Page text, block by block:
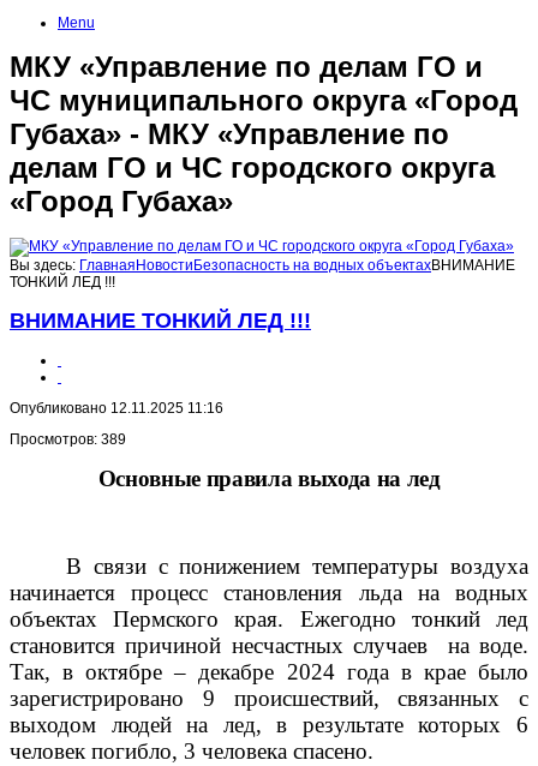
Menu
МКУ «Управление по делам ГО и
ЧС муниципального округа «Город
Губаха» - МКУ «Управление по
делам ГО и ЧС городского округа
«Город Губаха»
Вы здесь: Главная Новости Безопасность на водных объектахВНИМАНИЕ
ТОНКИЙ ЛЕД !!!
ВНИМАНИЕ ТОНКИЙ ЛЕД !!!
Опубликовано 12.11.2025 11:16
Просмотров: 389
Основные правила выхода на лед
В связи с понижением температуры воздуха
начинается процесс становления льда на водных
объектах Пермского края. Ежегодно тонкий лед
становится причиной несчастных случаев
на воде.
Так, в октябре – декабре 2024 года в крае было
зарегистрировано 9 происшествий, связанных с
выходом людей на лед, в результате которых 6
человек погибло, 3 человека спасено.